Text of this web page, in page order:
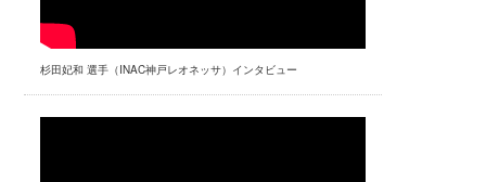
杉田妃和 選手（INAC神戸レオネッサ）インタビュー